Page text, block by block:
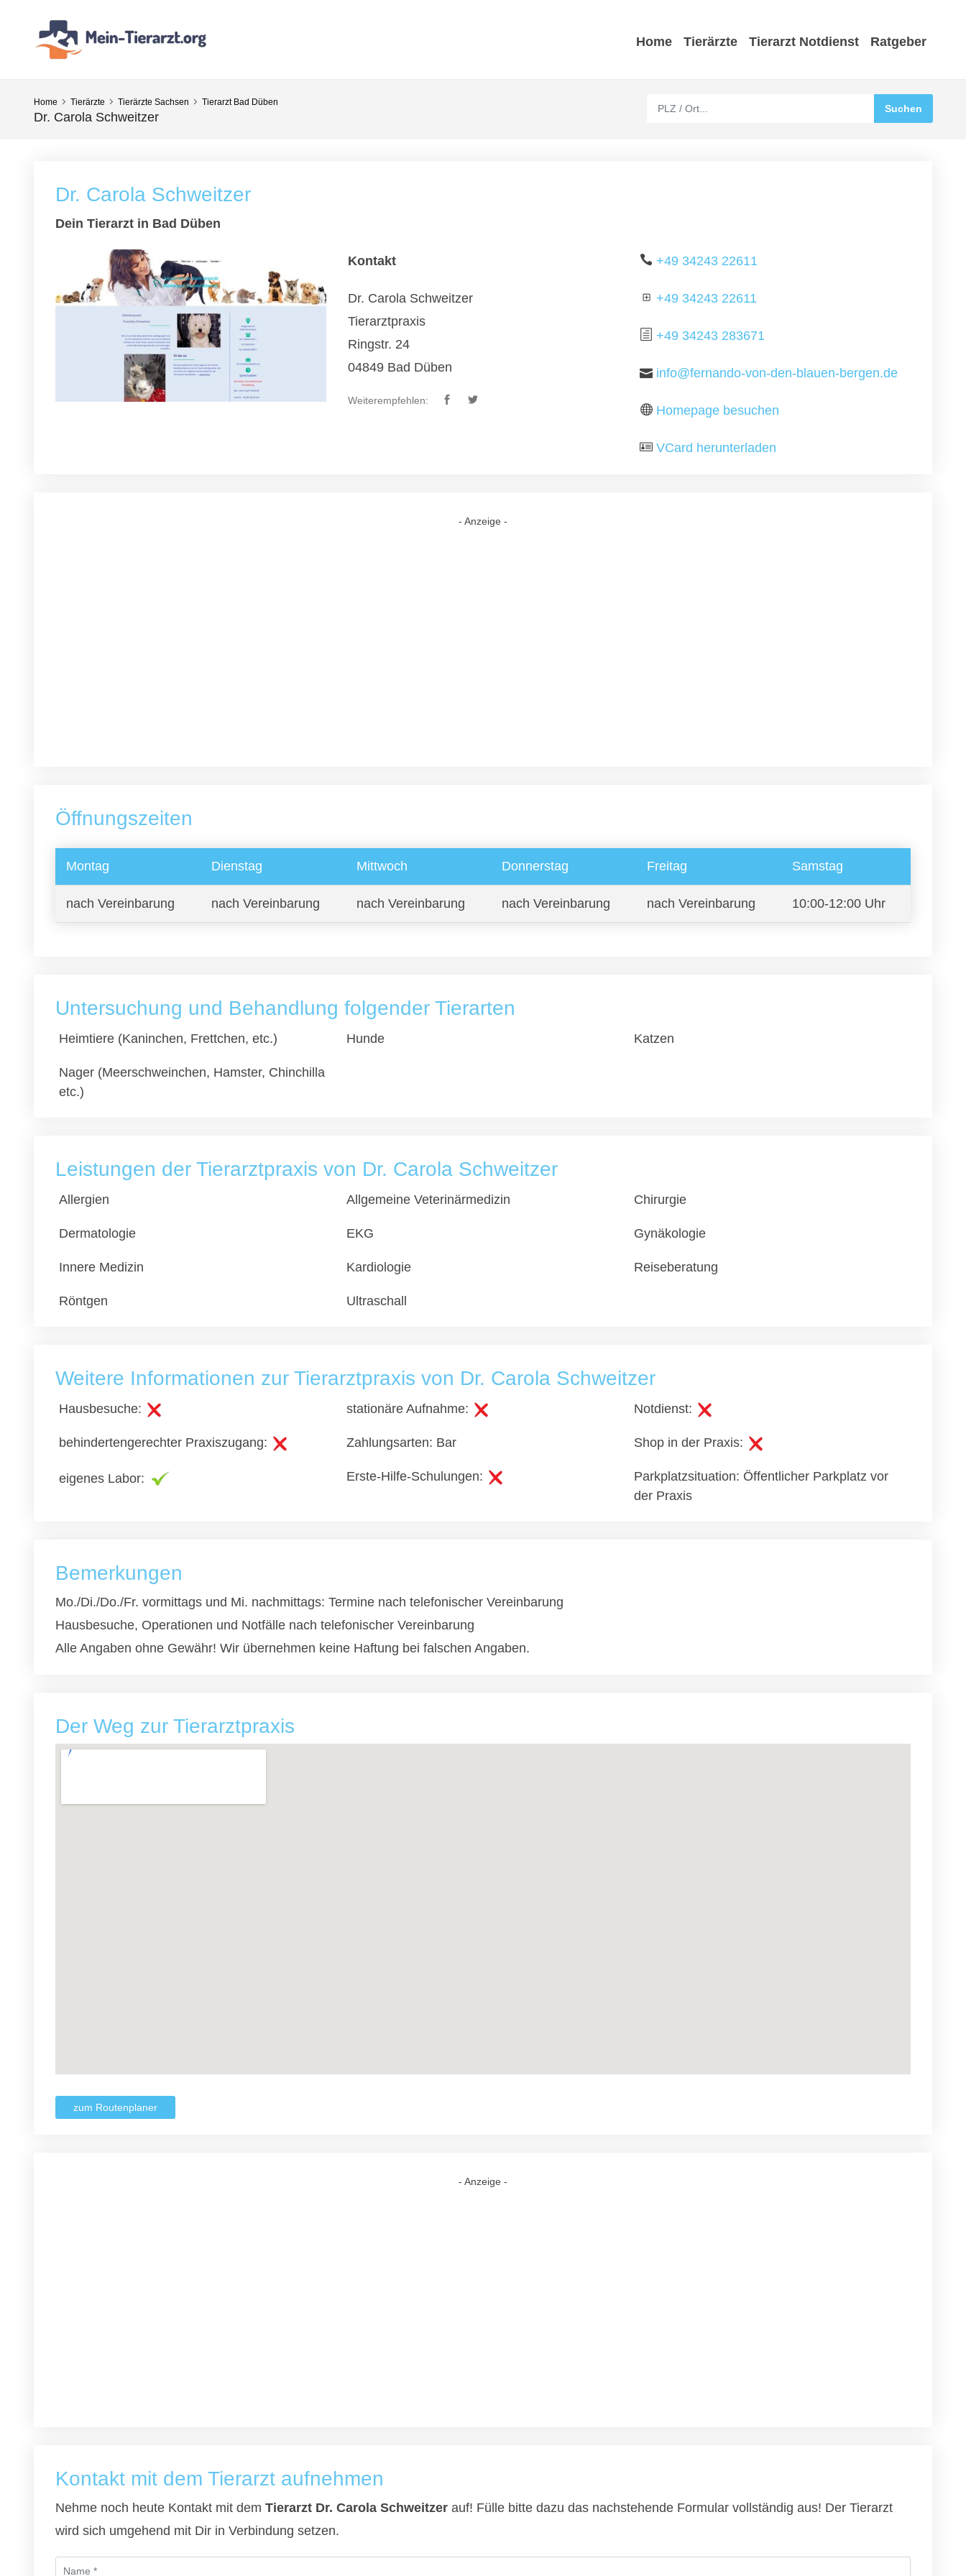
Home Tierärzte Tierarzt Notdienst Ratgeber
Home Tierärzte Tierärzte Sachsen Tierarzt Bad Düben
Dr. Carola Schweitzer
Dr. Carola Schweitzer
Dein Tierarzt in Bad Düben
Kontakt
Dr. Carola Schweitzer
Tierarztpraxis
Ringstr. 24
04849 Bad Düben
Weiterempfehlen:
+49 34243 22611
+49 34243 22611
+49 34243 283671
info@fernando-von-den-blauen-bergen.de
Homepage besuchen
VCard herunterladen
- Anzeige -
Öffnungszeiten
Montag Dienstag Mittwoch Donnerstag Freitag Samstag
nach Vereinbarung nach Vereinbarung nach Vereinbarung nach Vereinbarung nach Vereinbarung 10:00-12:00 Uhr
Untersuchung und Behandlung folgender Tierarten
Heimtiere (Kaninchen, Frettchen, etc.) Hunde Katzen
Nager (Meerschweinchen, Hamster, Chinchilla
etc.)
Leistungen der Tierarztpraxis von Dr. Carola Schweitzer
Allergien Allgemeine Veterinärmedizin Chirurgie
Dermatologie EKG Gynäkologie
Innere Medizin Kardiologie Reiseberatung
Röntgen Ultraschall
Weitere Informationen zur Tierarztpraxis von Dr. Carola Schweitzer
Hausbesuche: stationäre Aufnahme: Notdienst:
behindertengerechter Praxiszugang: Zahlungsarten: Bar Shop in der Praxis:
eigenes Labor: Erste-Hilfe-Schulungen:
Parkplatzsituation: Öffentlicher Parkplatz vor
der Praxis
Bemerkungen
Mo./Di./Do./Fr. vormittags und Mi. nachmittags: Termine nach telefonischer Vereinbarung
Hausbesuche, Operationen und Notfälle nach telefonischer Vereinbarung
Alle Angaben ohne Gewähr! Wir übernehmen keine Haftung bei falschen Angaben.
Der Weg zur Tierarztpraxis
zum Routenplaner
- Anzeige -
Kontakt mit dem Tierarzt aufnehmen
Nehme noch heute Kontakt mit dem Tierarzt Dr. Carola Schweitzer auf! Fülle bitte dazu das nachstehende Formular vollständig aus! Der Tierarzt
wird sich umgehend mit Dir in Verbindung setzen.